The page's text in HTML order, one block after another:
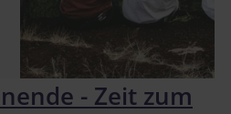
- Zeit zum